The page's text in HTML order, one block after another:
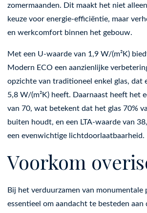
zomermaanden. Dit maakt het niet
keuze voor energie-efficiëntie, maar
en werkcomfort binnen het gebouw.
Met een U-waarde van 1,9 W/(m²K)
Modern ECO een aanzienlijke
opzichte van traditioneel enkel glas, dat
5,8 W/(m²K) heeft. Daarnaast heeft het
van 70, wat betekent dat het glas 70%
buiten houdt, en een LTA-waarde van
een evenwichtige lichtdoorlaatbaarheid.
Voorkom
Bij het verduurzamen van monumentale
essentieel om aandacht te besteden aan